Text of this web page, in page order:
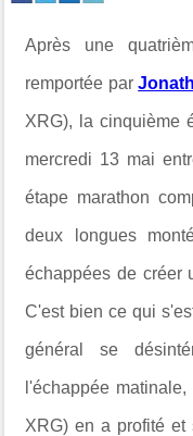
Après une
remportée par
XRG), la cinquième
mercredi 13 mai
étape marathon
deux longues
échappées de créer
C'est bien ce qui
général se
l'échappée matinale,
XRG) en a profité et